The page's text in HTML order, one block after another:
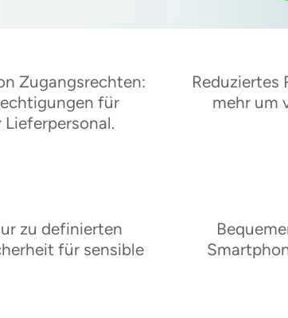
Zugangsrechten:
für
zu definierten
für sensible
Reduziertes
mehr um